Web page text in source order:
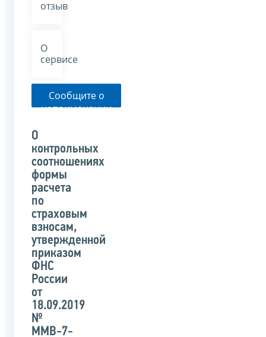
отзыв
О
сервисе
Сообщите о
неприменении
указанного
письма
О
контрольных
соотношениях
формы
расчета
по
страховым
взносам,
утвержденной
приказом
ФНС
России
от
18.09.2019
№
ММВ-7-